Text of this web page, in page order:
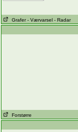
Grafer - Værvarsel - Radar
Forstørre